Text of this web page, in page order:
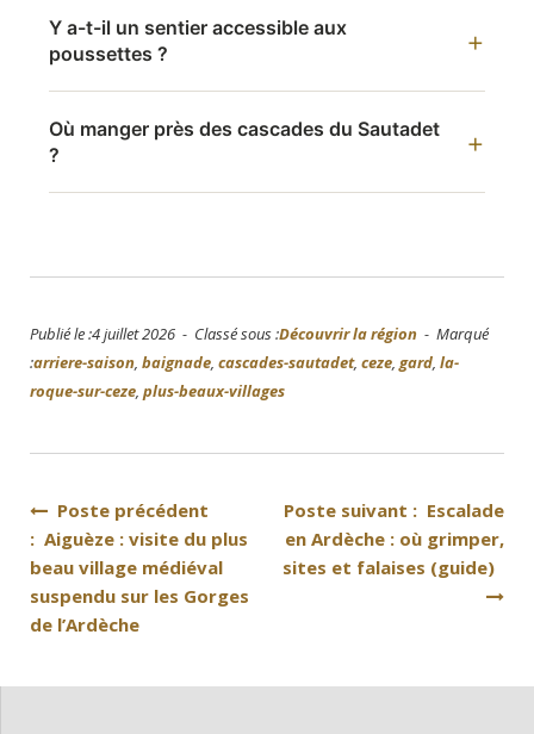
Y a-t-il un sentier accessible aux
poussettes ?
Où manger près des cascades du Sautadet
?
Publié le :4 juillet 2026 - Classé sous :Découvrir la région - Marqué
:arriere-saison, baignade, cascades-sautadet, ceze, gard, la-
roque-sur-ceze, plus-beaux-villages
Navigation
de
l’article
Poste précédent
: Aiguèze : visite du plus
beau village médiéval
suspendu sur les Gorges
de l’Ardèche
Poste suivant : Escalade
en Ardèche : où grimper,
sites et falaises (guide)